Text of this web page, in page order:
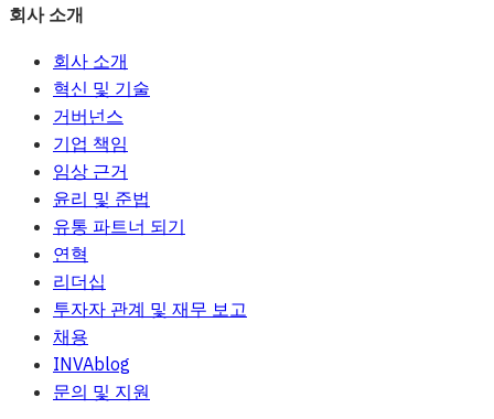
회사 소개
회사 소개
혁신 및 기술
거버넌스
기업 책임
임상 근거
윤리 및 준법
유통 파트너 되기
연혁
리더십
투자자 관계 및 재무 보고
채용
INVAblog
문의 및 지원